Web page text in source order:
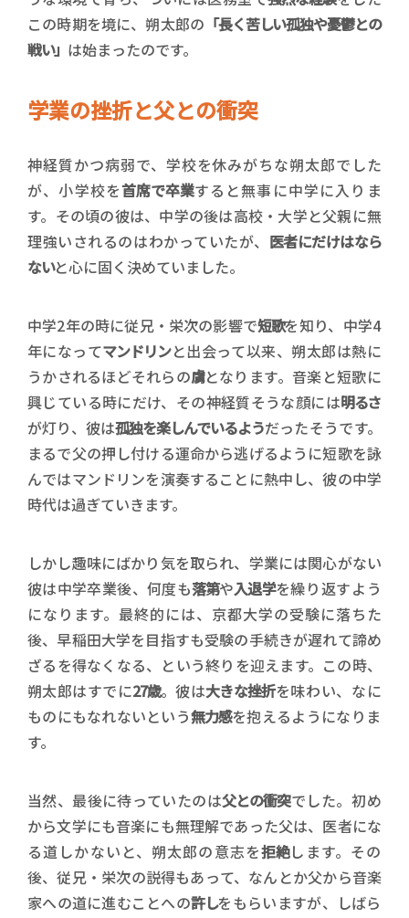
この時期を境に、朔太郎の 「長く苦しい孤独や憂鬱との
戦い」 は始まったのです。
学業の挫折と父との衝突
神経質かつ病弱で、学校を休みがちな朔太郎でした
が、小学校を首席で卒業すると無事に中学に入りま
す。その頃の彼は、中学の後は高校・大学と父親に無
理強いされるのはわかっていたが、 医者にだけはなら
ないと心に固く決めていました。
中学2年の時に従兄・栄次の影響で短歌を知り、中学4
年になってマンドリンと出会って以来、朔太郎は熱に
うかされるほどそれらの虜となります。音楽と短歌に
興じている時にだけ、その神経質そうな顔には明るさ
が灯り、彼は孤独を楽しんでいるようだったそうです。
まるで父の押し付ける運命から逃げるように短歌を詠
んではマンドリンを演奏することに熱中し、彼の中学
時代は過ぎていきます。
しかし趣味にばかり気を取られ、学業には関心がない
彼は中学卒業後、何度も落第や入退学を繰り返すよう
になります。最終的には、京都大学の受験に落ちた
後、早稲田大学を目指すも受験の手続きが遅れて諦め
ざるを得なくなる、という終りを迎えます。この時、
朔太郎はすでに27歳。彼は大きな挫折を味わい、なに
ものにもなれないという無力感を抱えるようになりま
す。
当然、最後に待っていたのは父との衝突でした。初め
から文学にも音楽にも無理解であった父は、医者にな
る道しかないと、朔太郎の意志を拒絶します。その
後、従兄・栄次の説得もあって、なんとか父から音楽
家への道に進むことへの許しをもらいますが、しばら